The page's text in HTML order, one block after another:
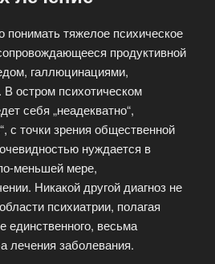
понимать тяжелое психическое
продуктивной
галлюцинациями,
остром психотическом
себя „неадекватно“,
с точки зрения общественной
нуждается в
меньшей мере,
Никакой другой диагноз не
психиатрии, полагая
единственного, весьма
лечения заболевания.